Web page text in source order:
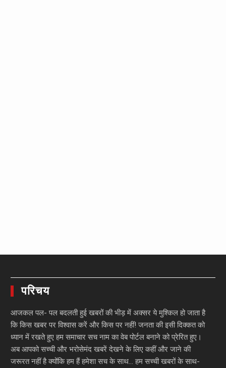
परिचय
आजकल पल- पल बदलती हुई खबरों की भीड़ में अक्सर ये मुश्किल हो जाता है
कि किस खबर पर विश्वास करें और किस पर नहीं! जनता की इसी दिक्कत को
ध्यान में रखते हुए हम समाचार सच नाम का वेब पोर्टल बनाने को प्रेरित हुए।
अब आपको सच्ची और भरोसेमंद खबरें देखने के लिए कहीं और जाने की
जरूरत नहीं है क्योंकि हम हैं हमेशा सच के साथ… हम सच्ची खबरों के साथ-